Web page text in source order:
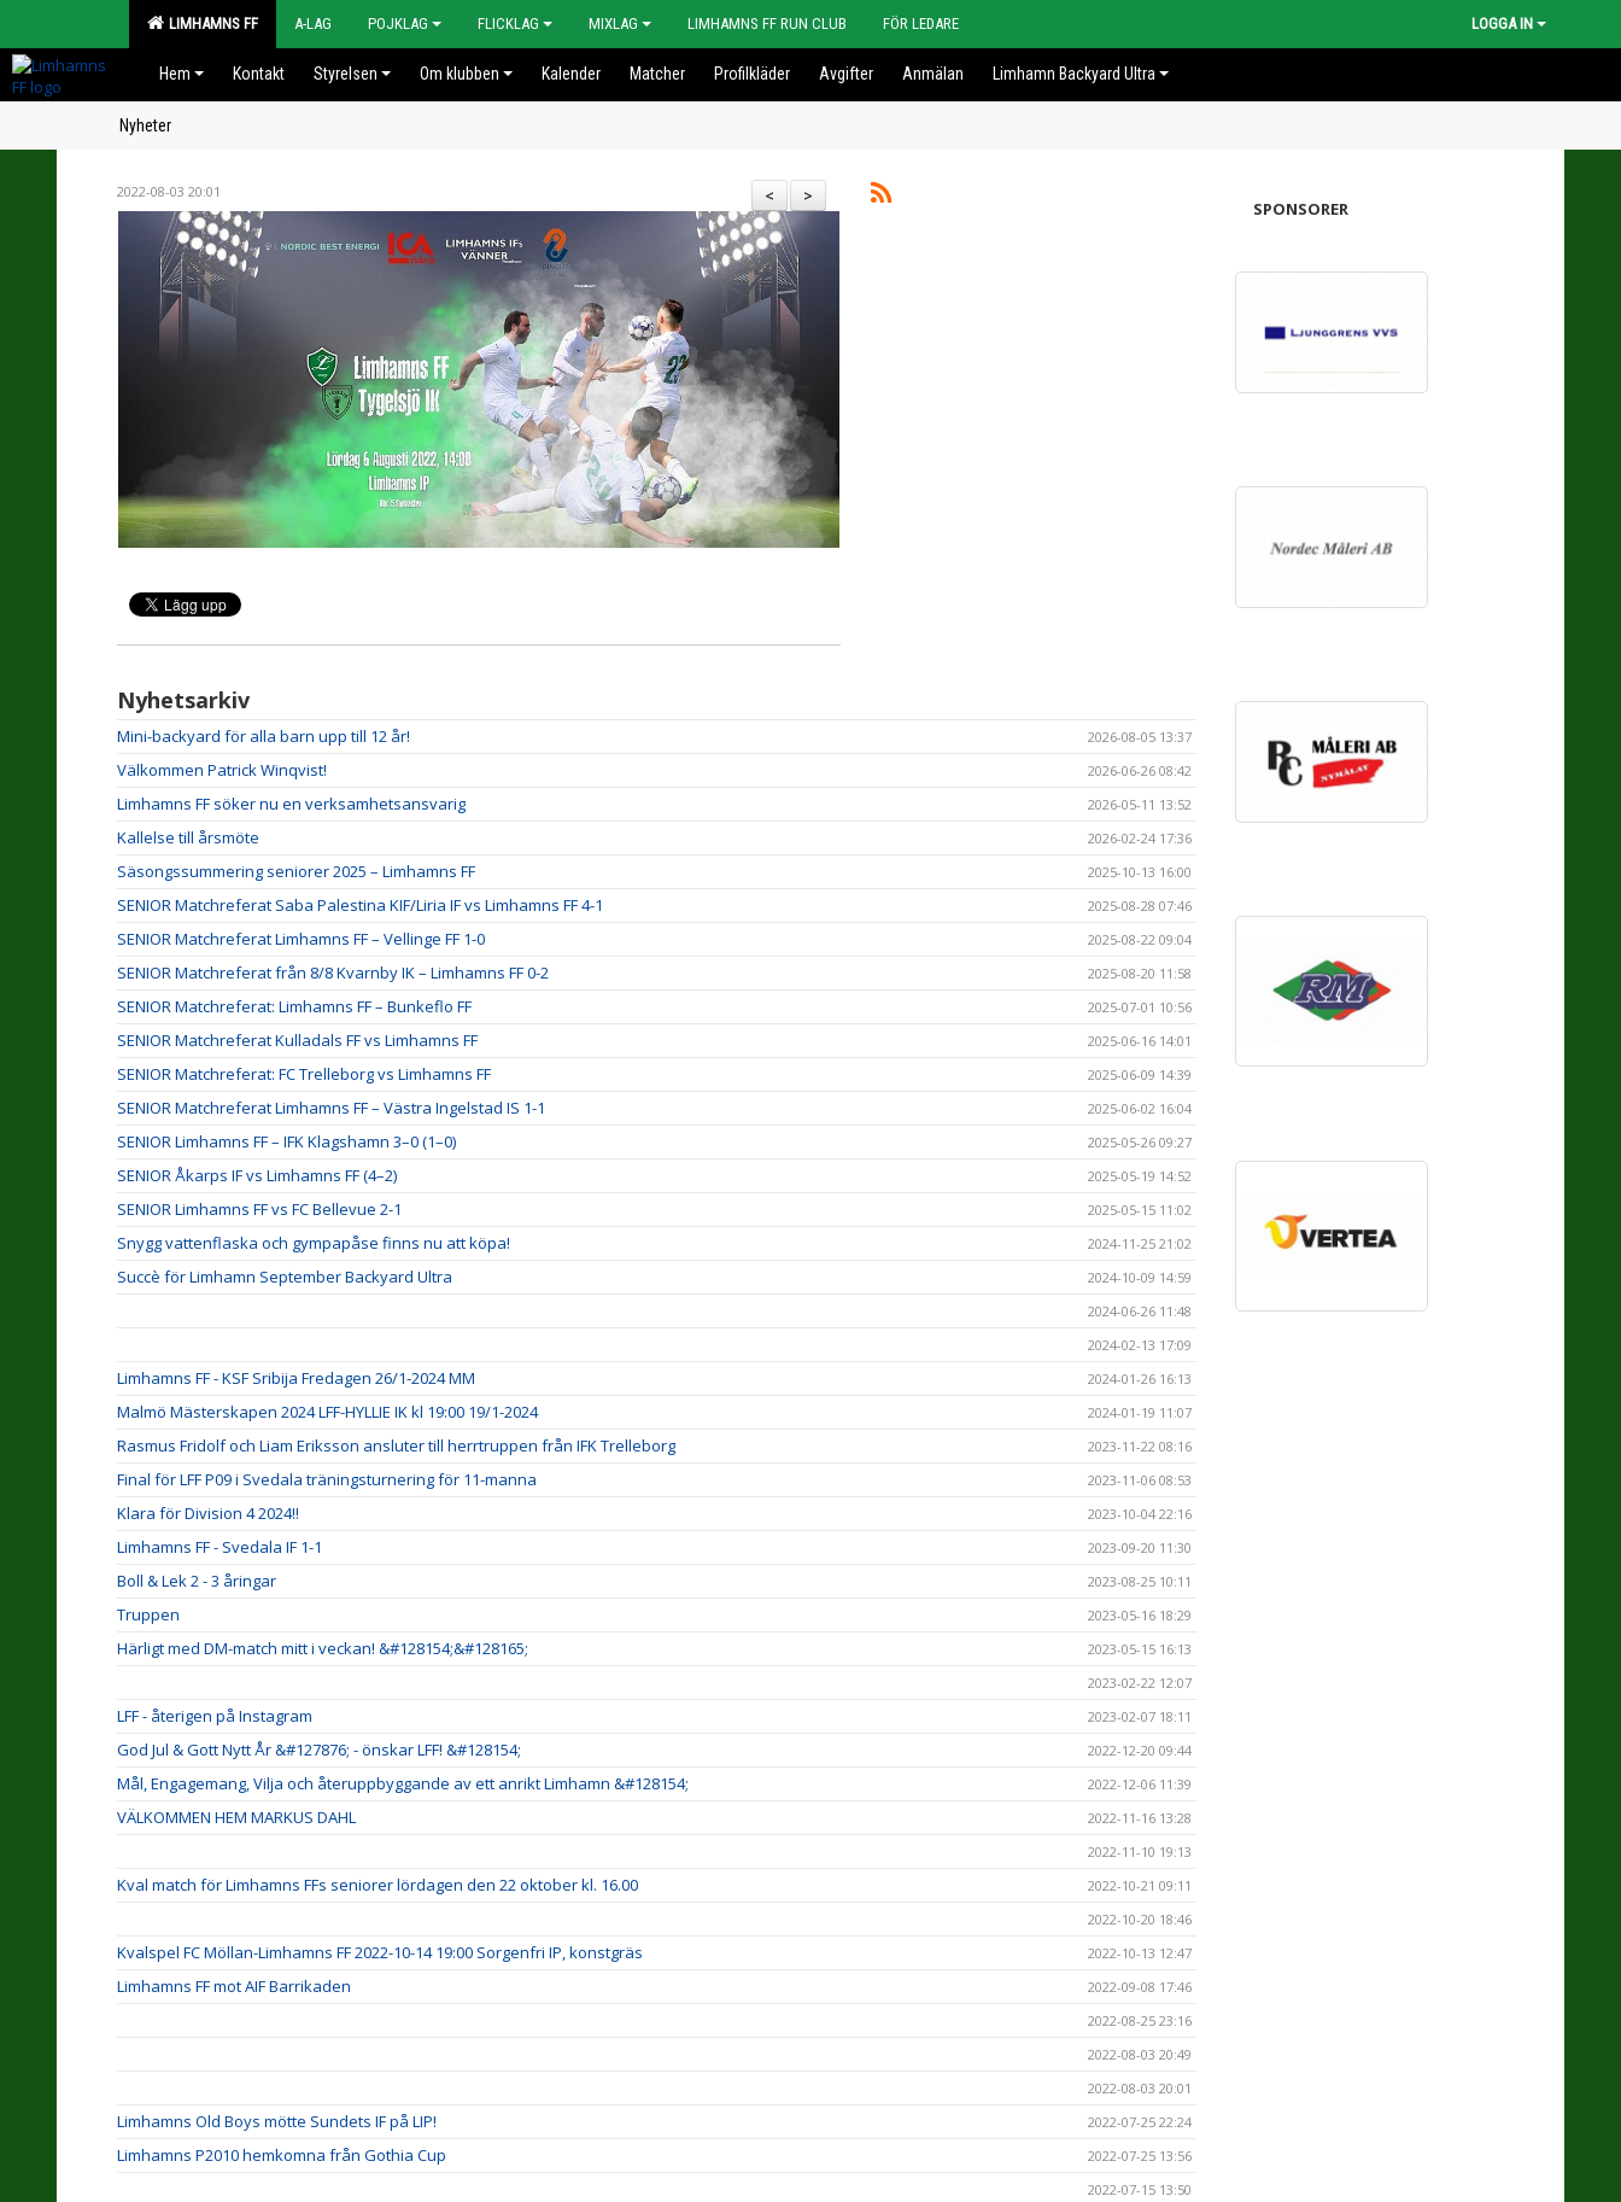
LIMHAMNS FF A-LAG POJKLAG FLICKLAG MIXLAG LIMHAMNS FF RUN CLUB FÖR LEDARE LOGGA IN
Hem Kontakt Styrelsen Om klubben Kalender Matcher Profilkläder Avgifter Anmälan Limhamn Backyard Ultra
Nyheter
>
<
2022-08-03 20:01
Nyhetsarkiv
Mini-backyard för alla barn upp till 12 år! 2026-08-05 13:37
Välkommen Patrick Winqvist! 2026-06-26 08:42
Limhamns FF söker nu en verksamhetsansvarig 2026-05-11 13:52
Kallelse till årsmöte 2026-02-24 17:36
Säsongssummering seniorer 2025 – Limhamns FF 2025-10-13 16:00
SENIOR Matchreferat Saba Palestina KIF/Liria IF vs Limhamns FF 4-1 2025-08-28 07:46
SENIOR Matchreferat Limhamns FF – Vellinge FF 1-0 2025-08-22 09:04
SENIOR Matchreferat från 8/8 Kvarnby IK – Limhamns FF 0-2 2025-08-20 11:58
SENIOR Matchreferat: Limhamns FF – Bunkeflo FF 2025-07-01 10:56
SENIOR Matchreferat Kulladals FF vs Limhamns FF 2025-06-16 14:01
SENIOR Matchreferat: FC Trelleborg vs Limhamns FF 2025-06-09 14:39
SENIOR Matchreferat Limhamns FF – Västra Ingelstad IS 1-1 2025-06-02 16:04
SENIOR Limhamns FF – IFK Klagshamn 3–0 (1–0) 2025-05-26 09:27
SENIOR Åkarps IF vs Limhamns FF (4–2) 2025-05-19 14:52
SENIOR Limhamns FF vs FC Bellevue 2-1 2025-05-15 11:02
Snygg vattenflaska och gympapåse finns nu att köpa! 2024-11-25 21:02
Succè för Limhamn September Backyard Ultra
2024-10-09 14:59
2024-06-26 11:48
2024-02-13 17:09
Limhamns FF - KSF Sribija Fredagen 26/1-2024 MM 2024-01-26 16:13
Malmö Mästerskapen 2024 LFF-HYLLIE IK kl 19:00 19/1-2024 2024-01-19 11:07
Rasmus Fridolf och Liam Eriksson ansluter till herrtruppen från IFK Trelleborg 2023-11-22 08:16
Final för LFF P09 i Svedala träningsturnering för 11-manna 2023-11-06 08:53
Klara för Division 4 2024!! 2023-10-04 22:16
Limhamns FF - Svedala IF 1-1 2023-09-20 11:30
Boll & Lek 2 - 3 åringar 2023-08-25 10:11
Truppen 2023-05-16 18:29
Härligt med DM-match mitt i veckan! &#128154;&#128165;
2023-05-15 16:13
2023-02-22 12:07
LFF - återigen på Instagram 2023-02-07 18:11
God Jul & Gott Nytt År &#127876; - önskar LFF! &#128154; 2022-12-20 09:44
Mål, Engagemang, Vilja och återuppbyggande av ett anrikt Limhamn &#128154; 2022-12-06 11:39
VÄLKOMMEN HEM MARKUS DAHL
2022-11-16 13:28
2022-11-10 19:13
Kval match för Limhamns FFs seniorer lördagen den 22 oktober kl. 16.00
2022-10-21 09:11
2022-10-20 18:46
Kvalspel FC Möllan-Limhamns FF 2022-10-14 19:00 Sorgenfri IP, konstgräs 2022-10-13 12:47
Limhamns FF mot AIF Barrikaden
2022-09-08 17:46
2022-08-25 23:16
2022-08-03 20:49
2022-08-03 20:01
Limhamns Old Boys mötte Sundets IF på LIP! 2022-07-25 22:24
Limhamns P2010 hemkomna från Gothia Cup
2022-07-25 13:56
2022-07-15 13:50
SPONSORER